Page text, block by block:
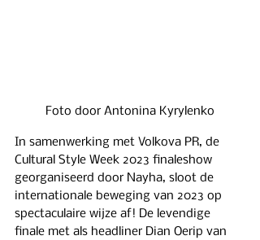
Foto door Antonina Kyrylenko
In samenwerking met Volkova PR, de
Cultural Style Week 2023 finaleshow
georganiseerd door Nayha, sloot de
internationale beweging van 2023 op
spectaculaire wijze af! De levendige
finale met als headliner Dian Oerip van